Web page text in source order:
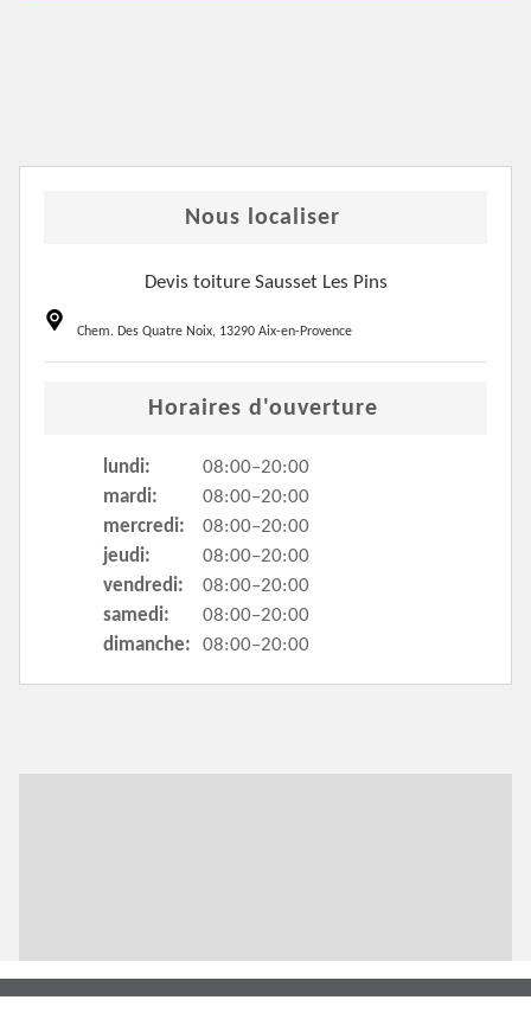
Nous localiser
Devis toiture Sausset Les Pins
Chem. Des Quatre Noix, 13290 Aix-en-Provence
Horaires d'ouverture
lundi:
08:00–20:00
mardi:
08:00–20:00
mercredi:
08:00–20:00
jeudi:
08:00–20:00
vendredi:
08:00–20:00
samedi:
08:00–20:00
dimanche:
08:00–20:00